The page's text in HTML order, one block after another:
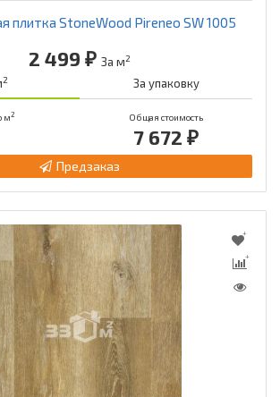
плитка StoneWood Pireneo SW 1005
2 499 ₽ За м2
2 За упаковку
м2 Общая стоимость
7 672 ₽
Предзаказ